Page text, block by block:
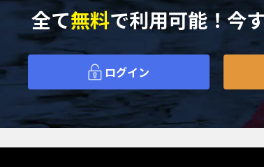
全て無料で利用可能！今
ログイン